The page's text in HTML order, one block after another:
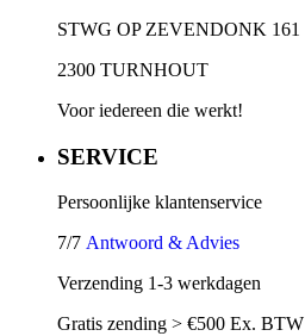
STWG OP ZEVENDONK 161
2300 TURNHOUT
Voor iedereen die werkt!
SERVICE
Persoonlijke klantenservice
7/7 Antwoord & Advies
Verzending 1-3 werkdagen
Gratis zending > €500 Ex. BTW